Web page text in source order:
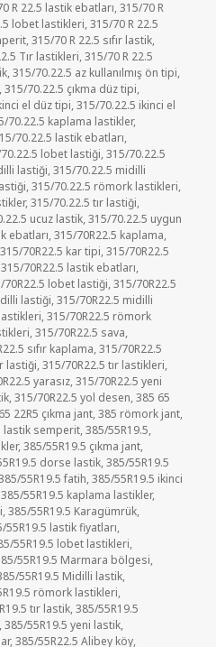
R 22.5 lastik ebatları,315/70 R
lobet lastikleri,315/70 R 22.5
,315/70 R 22.5 sıfır lastik,
Tır lastikleri,315/70 R 22.5
,315/70.22.5 az kullanılmış ön tipi,
,315/70.22.5 çıkma düz tipi,
el düz tipi,315/70.22.5 ikinci el
70.22.5 kaplama lastikler,
70.22.5 lastik ebatları,
lobet lastiği,315/70.22.5
lastiği,315/70.22.5 midilli
,315/70.22.5 römork lastikleri,
,315/70.22.5 tır lastiği,
ucuz lastik,315/70.22.5 uygun
ebatları,315/70R22.5 kaplama,
315/70R22.5 kar tipi,315/70R22.5
315/70R22.5 lastik ebatları,
70R22.5 lobet lastiği,315/70R22.5
lastiği,315/70R22.5 midilli
,315/70R22.5 römork
,315/70R22.5 sava,
sıfır kaplama,315/70R22.5
lastiği,315/70R22.5 tır lastikleri,
yarasız,315/70R22.5 yeni
,315/70R22.5 yol desen,385 65
22R5 çıkma jant,385 römork jant,
lastik semperit,385/55R19.5,
,385/55R19.5 çıkma jant,
dorse lastik,385/55R19.5
55R19.5 fatih,385/55R19.5 ikinci
385/55R19.5 kaplama lastikler,
,385/55R19.5 Karagümrük,
55R19.5 lastik fiyatları,
55R19.5 lobet lastikleri,
55R19.5 Marmara bölgesi,
55R19.5 Midilli lastik,
römork lastikleri,
tır lastik,385/55R19.5
,385/55R19.5 yeni lastik,
,385/55R22.5 Alibey köy,